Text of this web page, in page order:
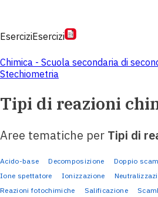
EserciziEsercizi
Chimica - Scuola secondaria di
Stechiometria
Tipi di reazioni
Aree tematiche per Tipi di
Acido-base Decomposizione Doppio
Ione spettatore
Ionizzazione
Reazioni fotochimiche
Salificazione